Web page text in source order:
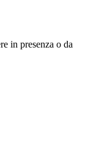
in presenza o da